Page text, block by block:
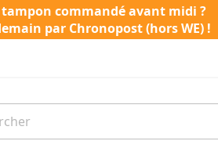
commandé avant midi ?
par Chronopost (hors WE) !